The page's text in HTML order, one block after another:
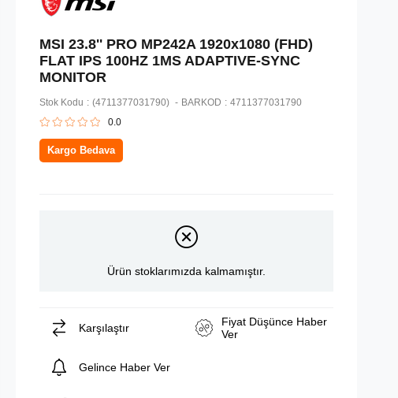
MSI 23.8'' PRO MP242A 1920x1080 (FHD)
FLAT IPS 100HZ 1MS ADAPTIVE-SYNC
MONITOR
Stok Kodu (4711377031790) BARKOD : 4711377031790
0.0
Kargo Bedava
Ürün stoklarımızda kalmamıştır.
Karşılaştır
Fiyat Düşünce Haber
Ver
Gelince Haber Ver